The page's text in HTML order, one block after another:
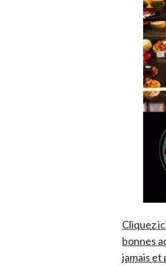
Cliquez
bonnes
jamais et